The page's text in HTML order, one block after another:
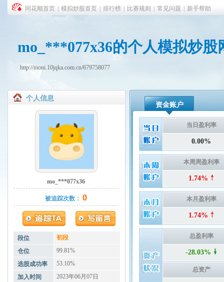
同花顺首页 模拟炒股首页 排行榜 比赛规则 常见问题 新手帮助
mo_***077x36的个人模拟炒股
http://moni.10jqka.com.cn/679758077
个人信息
mo_***077x36
被追踪次数： 0
段位
初段
仓位
99.81%
选股成功率
53.10%
加入时间
2023年06月07日
资金账户
当日盈利率
0.00%
本周周盈利率
1.74%
本月盈利率
1.74%
总盈利率
-28.03%
总资产